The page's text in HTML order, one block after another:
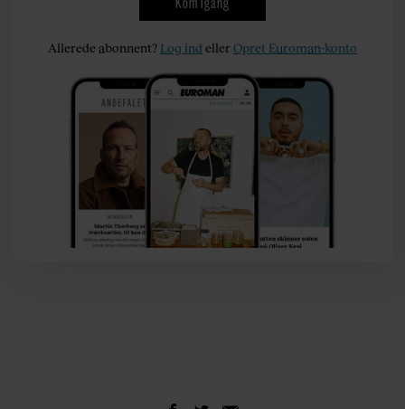
Allerede abonnent? Log ind ellerOpret Euroman-konto